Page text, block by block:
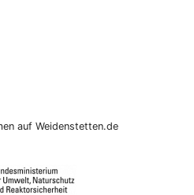
auf Weidenstetten.de